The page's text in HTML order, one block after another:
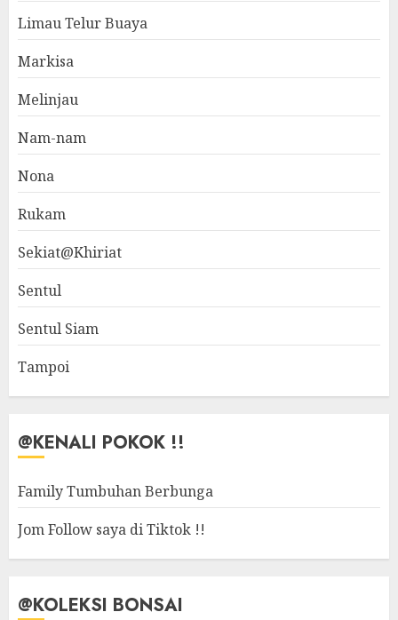
Limau Telur Buaya
Markisa
Melinjau
Nam-nam
Nona
Rukam
Sekiat@Khiriat
Sentul
Sentul Siam
Tampoi
@KENALI POKOK !!
Family Tumbuhan Berbunga
Jom Follow saya di Tiktok !!
@KOLEKSI BONSAI